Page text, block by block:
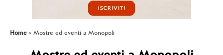
Home Mostre ed eventi a Monopoli